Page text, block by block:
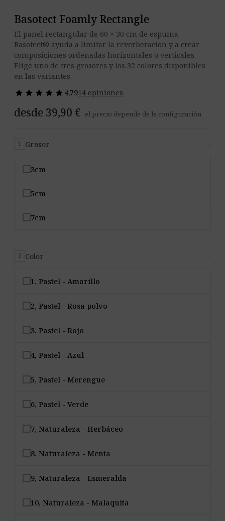
Basotect Foamly Rectangle
El panel rectangular de 60 × 30 cm de espuma
Basotect® ayuda a limitar la reverberación y a crear
composiciones ordenadas horizontales o verticales.
Elige uno de tres grosores y los 32 colores disponibles
en las variantes.
star star star star star
star star star star star 4,7914 opiniones
desde 39,90 € el precio depende de la configuración
1 Grosor
3cm
5cm
7cm
2 Color
1, Pastel - Amarillo
2, Pastel - Rosa polvo
3, Pastel - Rojo
4, Pastel - Azul
5, Pastel - Merengue
6, Pastel - Verde
7, Naturaleza - Herbáceo
8, Naturaleza - Menta
9, Naturaleza - Esmeralda
10, Naturaleza - Malaquita